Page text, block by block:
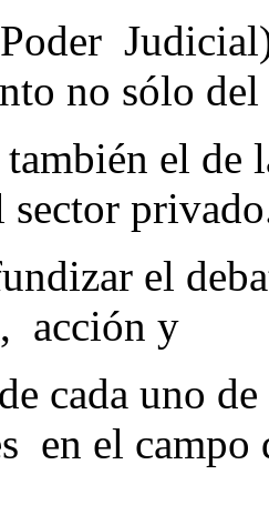
no sólo del
el de
el
acción y
cada uno
en el campo